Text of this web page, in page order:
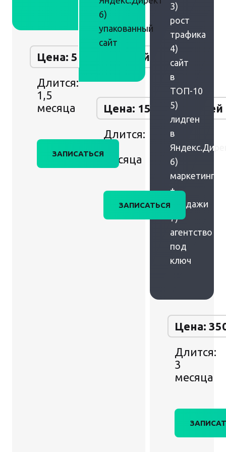
Цена: 50 000 рублей
Длится:
1,5
месяца
ЗАПИСАТЬСЯ
6)
упакованный
сайт
Цена: 150 000 рублей
Длится:
месяца
ЗАПИСАТЬСЯ
3)
рост
трафика
4)
сайт
в
ТОП-10
5)
лидген
в
6)
маркетинг
+
продажи
7)
агентство
под
ключ
Цена:
Длится:
3
месяца